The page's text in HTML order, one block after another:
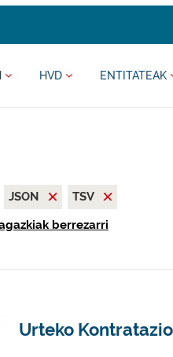
HVD ENTITATEAK
JSON
TSV
berrezarri
Urteko